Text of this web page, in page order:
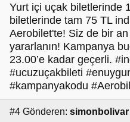
Yurt içi uçak biletlerinde
biletlerinde tam 75 TL
Aerobilet'te! Siz de bir
yararlanın! Kampanya
23.00’e kadar geçerli.
#ucuzuçakbileti
#kampanyakodu
#4 Gönderen: simonbolivar